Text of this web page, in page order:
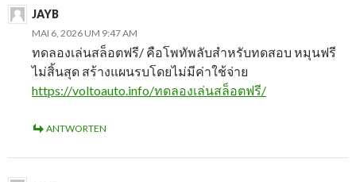
JAYB
MAI 6, 2026 UM 9:47 AM
ทดลองเล่นสล็อตฟรี/ คือโพทัพลับสำหรับทดสอบ หมุนฟรี
ไม่สิ้นสุด สร้างแผนรบโดยไม่มีค่าใช้จ่าย
https://voltoauto.info/ทดลองเล่นสล็อตฟรี/
ANTWORTEN